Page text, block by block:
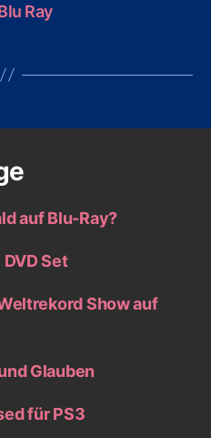
Ray
auf Blu-Ray?
Set
Show auf
Glauben
für PS3